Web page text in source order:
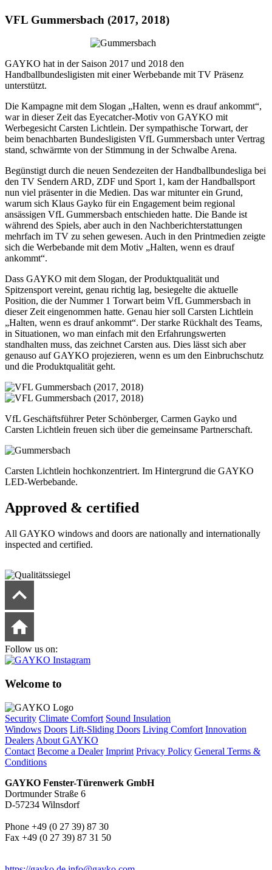
VFL Gummersbach (2017, 2018)
GAYKO hat in der Saison 2017 und 2018 den
Handballbundesligisten mit einer Werbebande mit TV Präsenz
unterstützt.
Die Kampagne mit dem Slogan „Halten, wenn es drauf ankommt“,
war in dieser Zeit das Eyecatcher-Motiv von GAYKO mit
Werbegesicht Carsten Lichtlein. Der sympathische Torwart, der
beim benachbarten Bundesligisten VfL Gummersbach unter Vertrag
stand, schwärmte von der Stimmung in der Schwalbe Arena.
Begünstigt durch die neuen Sendezeiten der Handballbundesliga bei
den TV Sendern ARD, ZDF und Sport 1, kam der Handballsport
nun viel präsenter in die Medien. Das war mitunter ein Grund,
warum sich Klaus Gayko für ein Engagement beim regional
ansässigen VfL Gummersbach entschieden hatte. Die Bande ist
während des Spiels, aber auch in den Nachberichterstattungen
mehrfach im TV zu sehen gewesen. Auch in den Printmedien zeigte
sich die Werbebande mit dem Motiv „Halten, wenn es drauf
ankommt“.
Dass GAYKO mit dem Slogan, der Produktqualität und
Spitzensport vereint, genau richtig lag, besiegelte die aktuelle
Position, die der Nummer 1 Torwart beim VfL Gummersbach in
dieser Zeit eingenommen hatte. Genau hier soll Carsten Lichtlein
„Halten, wenn es drauf ankommt“. Der starke Rückhalt des Teams,
in Situationen, wo man einfach mit den Erfahrungswerten
standhalten muss, das zeichnet Carsten aus. Dies lässt sich aber
genauso auf GAYKO projezieren, wenn es um den Einbruchschutz
und die Produktqualität geht.
VfL Geschäftsführer Peter Schönberger, Carmen Gayko und
Carsten Lichtlein freuen sich über die gemeinsame Partnerschaft.
Carsten Lichtlein hochkonzentriert. Im Hintergrund die GAYKO
LED-Werbebande.
Approved & certified
All GAYKO windows and doors are nationally and internationally
inspected and certified.
Follow us on:
Welcome to
Security Climate Comfort Sound Insulation
Windows Doors Lift-Sliding Doors Living Comfort Innovation
Dealers About GAYKO
Contact Become a Dealer Imprint Privacy Policy General Terms &
Conditions
GAYKO Fenster-Türenwerk GmbH
Dortmunder Straße 6
D-57234 Wilnsdorf
Phone +49 (0 27 39) 87 30
Fax +49 (0 27 39) 87 31 50